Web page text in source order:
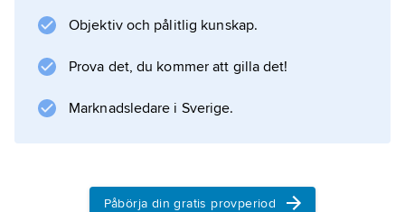
användning.
Objektiv och pålitlig kunskap.
Prova det, du kommer att gilla det!
Marknadsledare i Sverige.
Påbörja din gratis provperiod